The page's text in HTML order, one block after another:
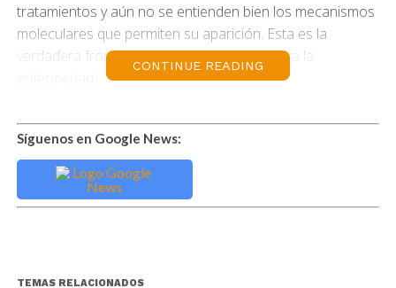
tratamientos y aún no se entienden bien los mecanismos
moleculares que permiten su aparición. Esta es la
verdadera frontera de la investigación contra la
la fecha de la metástasis del cáncer en todas sus
variantes. En total se han analizado tumores
metastásicos de 2.399 pacientes de los que también se
ha secuenciado el genoma completo de sus tumores
CONTINUE READING
Síguenos en Google News:
TEMAS RELACIONADOS